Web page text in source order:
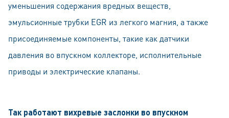
уменьшения содержания вредных веществ,
эмульсионные трубки EGR из легкого магния, а также
присоединяемые компоненты, такие как датчики
давления во впускном коллекторе, исполнительные
приводы и электрические клапаны.
Так работают вихревые заслонки во впускном